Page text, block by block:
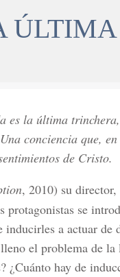
es la última
conciencia que,
de Cristo.
, 2010) su director,
protagonistas se
a actuar de
el problema de
¿Cuánto hay de